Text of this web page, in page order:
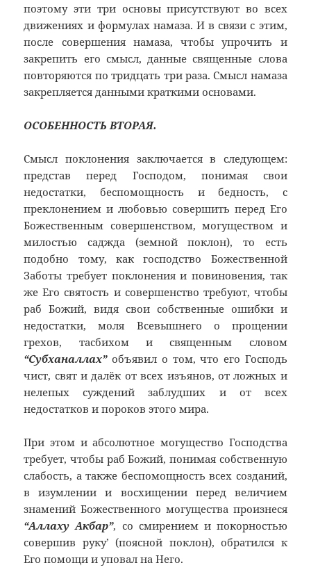
поэтому эти три основы присутствуют во всех
движениях и формулах намаза. И в связи с этим,
после совершения намаза, чтобы упрочить и
закрепить его смысл, данные священные слова
повторяются по тридцать три раза. Смысл намаза
закрепляется данными краткими основами.
ОСОБЕННОСТЬ ВТОРАЯ.
Смысл поклонения заключается в следующем:
представ перед Господом, понимая свои
недостатки, беспомощность и бедность, с
преклонением и любовью совершить перед Его
Божественным совершенством, могуществом и
милостью саджда (земной поклон), то есть
подобно тому, как господство Божественной
Заботы требует поклонения и повиновения, так
же Его святость и совершенство требуют, чтобы
раб Божий, видя свои собственные ошибки и
недостатки, моля Всевышнего о прощении
грехов, тасбихом и священным словом
“Субханаллах”объявил о том, что его Господь
чист, свят и далёк от всех изъянов, от ложных и
нелепых суждений заблудших и от всех
недостатков и пороков этого мира.
При этом и абсолютное могущество Господства
требует, чтобы раб Божий, понимая собственную
слабость, а также беспомощность всех созданий,
в изумлении и восхищении перед величием
знамений Божественного могущества произнеся
“Аллаху Акбар”, со смирением и покорностью
совершив руку’ (поясной поклон), обратился к
Его помощи и уповал на Него.